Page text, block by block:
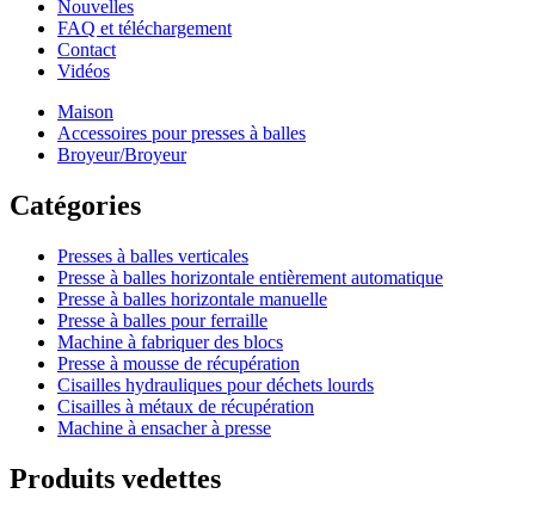
Nouvelles
FAQ et téléchargement
Contact
Vidéos
Maison
Accessoires pour presses à balles
Broyeur/Broyeur
Catégories
Presses à balles verticales
Presse à balles horizontale entièrement automatique
Presse à balles horizontale manuelle
Presse à balles pour ferraille
Machine à fabriquer des blocs
Presse à mousse de récupération
Cisailles hydrauliques pour déchets lourds
Cisailles à métaux de récupération
Machine à ensacher à presse
Produits vedettes